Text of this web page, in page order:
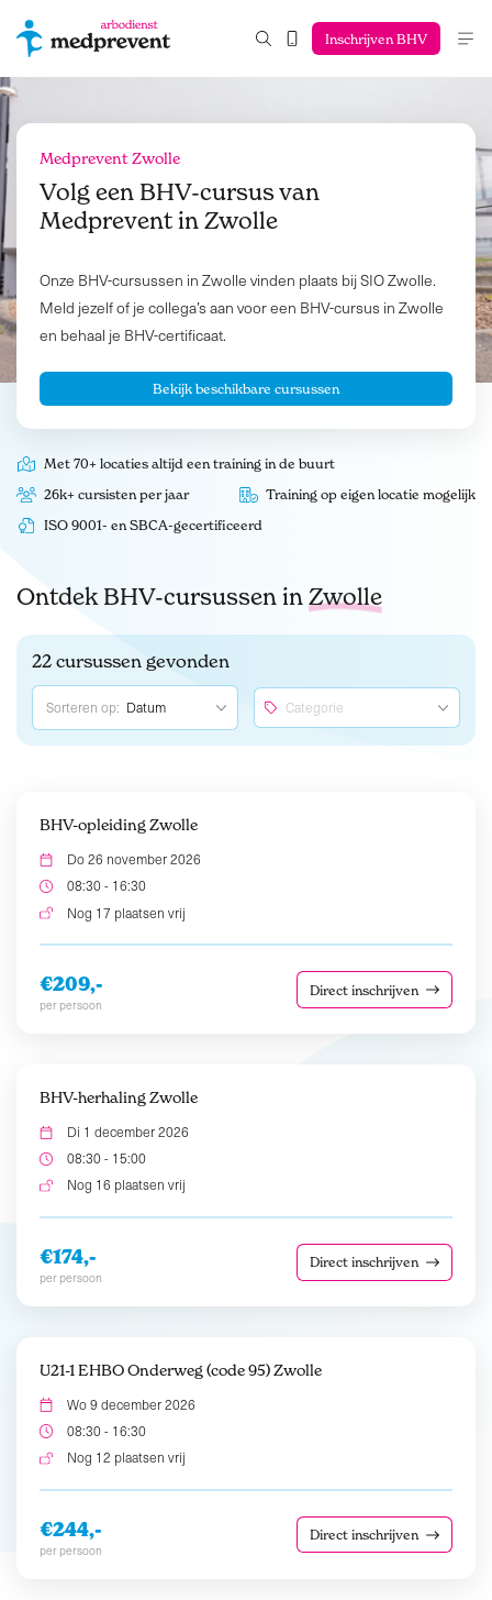
Inschrijven BHV
Medprevent Zwolle
Volg een BHV-cursus van
Medprevent in Zwolle
Onze BHV-cursussen in Zwolle vinden plaats bij SIO Zwolle.
Meld jezelf of je collega’s aan voor een BHV-cursus in Zwolle
en behaal je BHV-certificaat.
Bekijk beschikbare cursussen
Met 70+ locaties altijd een training in de buurt
26k+ cursisten per jaar
Training op eigen locatie mogelijk
ISO 9001- en SBCA-gecertificeerd
Ontdek BHV-cursussen in Zwolle
22 cursussen gevonden
Sorteren op:
BHV-opleiding Zwolle
Do 26 november 2026
08:30 - 16:30
Nog 17 plaatsen vrij
€209,-
per persoon
Direct inschrijven
BHV-herhaling Zwolle
Di 1 december 2026
08:30 - 15:00
Nog 16 plaatsen vrij
€174,-
per persoon
Direct inschrijven
U21-1 EHBO Onderweg (code 95) Zwolle
Wo 9 december 2026
08:30 - 16:30
Nog 12 plaatsen vrij
€244,-
per persoon
Direct inschrijven